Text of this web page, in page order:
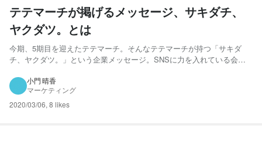
テテマーチが掲げるメッセージ、サキダチ、
ヤクダツ。とは
今期、5期目を迎えたテテマーチ。そんなテテマーチが持つ「サキダ
チ、ヤクダツ。」という企業メッセージ。SNSに力を入れている会社
る価値を創造していくことです。 今回は、テテマーチが目指す姿や大
切にしているカルチャーが一体どんなものかをお話ししていきます！...
小門 晴香
マーケティング
2020/03/06, 8 likes